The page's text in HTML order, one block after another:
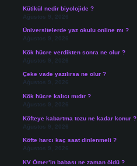
Kütikül nedir biyolojide ?
Ağustos 9, 2026
Üniversitelerde yaz okulu online mı ?
Ağustos 9, 2026
Kök hücre verdikten sonra ne olur ?
Ağustos 9, 2026
Çeke vade yazılırsa ne olur ?
Ağustos 9, 2026
Kök hücre kalıcı mıdır ?
Ağustos 9, 2026
Köfteye kabartma tozu ne kadar konur ?
Ağustos 9, 2026
Köfte harcı kaç saat dinlenmeli ?
Ağustos 9, 2026
KV Ömer’in babası ne zaman öldü ?